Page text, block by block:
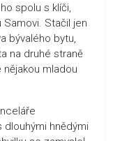
spolu s klíči,
Stačil jen
bývalého bytu,
na druhé straně
mladou
dlouhými hnědými